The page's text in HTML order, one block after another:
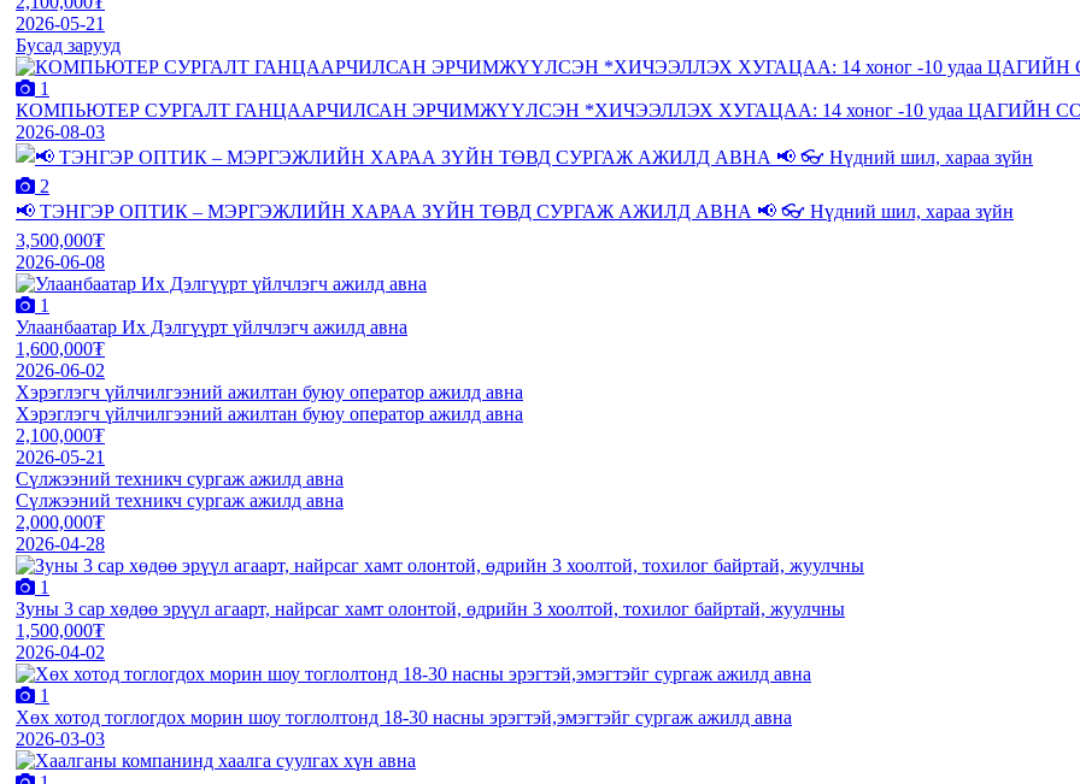
2026-05-21
Бусад зарууд
1
КОМПЬЮТЕР СУРГАЛТ ГАНЦААРЧИЛСАН ЭРЧИМЖҮҮЛСЭН *ХИЧЭЭЛЛЭХ ХУГАЦАА: 14 хоног -10 удаа ЦАГИЙН
2026-08-03
2
📢 ТЭНГЭР ОПТИК – МЭРГЭЖЛИЙН ХАРАА ЗҮЙН ТӨВД СУРГАЖ АЖИЛД АВНА 📢 👓 Нүдний шил, хараа зүйн
3,500,000₮
2026-06-08
1
Улаанбаатар Их Дэлгүүрт үйлчлэгч ажилд авна
1,600,000₮
2026-06-02
Хэрэглэгч үйлчилгээний ажилтан буюу оператор ажилд авна
Хэрэглэгч үйлчилгээний ажилтан буюу оператор ажилд авна
2,100,000₮
2026-05-21
Сүлжээний техникч сургаж ажилд авна
Сүлжээний техникч сургаж ажилд авна
2,000,000₮
2026-04-28
1
Зуны 3 сар хөдөө эрүүл агаарт, найрсаг хамт олонтой, өдрийн 3 хоолтой, тохилог байртай, жуулчны
1,500,000₮
2026-04-02
1
Хөх хотод тоглогдох морин шоу тоглолтонд 18-30 насны эрэгтэй,эмэгтэйг сургаж ажилд авна
2026-03-03